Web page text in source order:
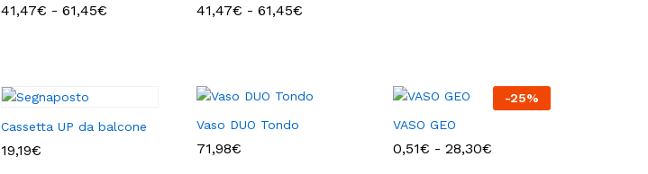
41,47€ - 61,45€Fascia
41,47€ 61,45€ 41,47€ - 61,45€
61,45€
41,47€ 61,45€
Cassetta UP da balcone
19,19€
19,19€
Vaso DUO Tondo
71,98€
71,98€
-25%
VASO GEO
0,51€ - 28,30€Fascia
0,51€ 28,30€